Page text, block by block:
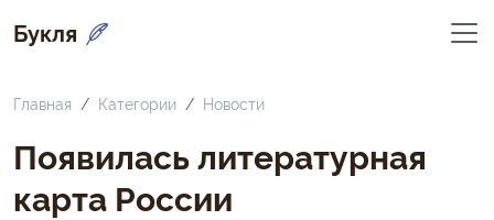
Букля
Главная Категории Новости
Появилась литературная
карта России